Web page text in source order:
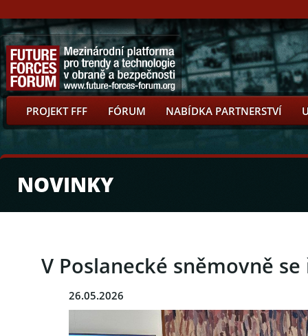
PROJEKT FFF FÓRUM NABÍDKA PARTNERSTVÍ
NOVINKY
V Poslanecké sněmovně
26.05.2026